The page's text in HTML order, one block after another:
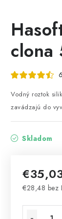
clona
Vodný roztok
zavádzajú do
Skladom
€28,48 bez